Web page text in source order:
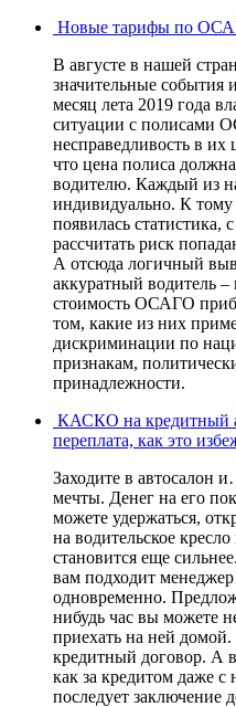
Новые тарифы по
В августе в нашей
значительные события
месяц лета 2019 года
ситуации с полисами
несправедливость в
что цена полиса
водителю. Каждый из
индивидуально. К
появилась
рассчитать риск
А отсюда логичный
аккуратный водитель
стоимость ОСАГО
том, какие из них
дискриминации по
признакам,
принадлежности.
КАСКО на кредитный
переплата, как это
Заходите в автосалон
мечты. Денег на его
можете удержаться,
на водительское
становится еще
вам подходит
одновременно.
нибудь час вы можете
приехать на ней
кредитный договор. А
как за кредитом даже с
последует заключение